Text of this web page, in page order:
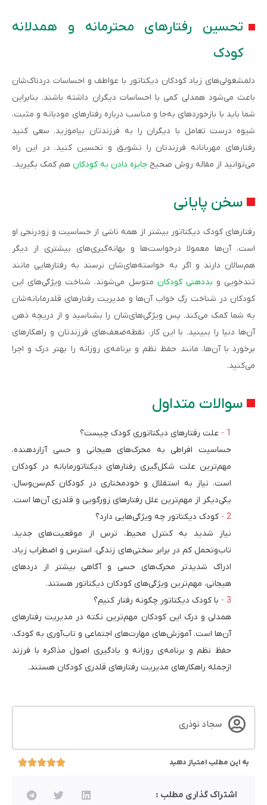
تحسین رفتارهای محترمانه و همدلانه
کودک
دلمشغولی‌های زیاد کودکان دیکتاتور با عواطف و احساسات دردناک‌شان
باعث می‌شود همدلی کمی با احساسات دیگران داشته باشند. بنابراین
شما باید با بازخوردهای به‌جا و مناسب درباره رفتارهای مودبانه و مثبت،
شیوه درست تعامل با دیگران را به فرزندتان بیاموزید. سعی کنید
رفتارهای مهربانانه فرزندتان را تشویق و تحسین کنید. در این راه
می‌توانید از مقاله روش صحیح جایزه دادن به کودکان هم کمک بگیرید.
سخن پایانی
رفتارهای کودک دیکتاتور بیشتر از همه ناشی از حساسیت و زودرنجی او
است. آن‌ها معمولا درخواست‌ها و بهانه‌گیری‌های بیشتری از دیگر
هم‌سالان دارند و اگر به خواسته‌های‌شان نرسند به رفتارهایی مانند
تندخویی و بددهنی کودکان متوسل می‌شوند. شناخت ویژگی‌های این
کودکان در شناخت رگ‌ِ خواب آن‌ها و مدیریت رفتارهای قلدرمابانه‌شان
به شما کمک می‌کند. پس ویژگی‌های‌شان را بشناسید و از دریچه ذهن‌
آن‌ها دنیا را ببینید. با این کار، نقطه‌ضعف‌های فرزندتان و راهکارهای
برخورد با آن‌ها، مانند حفظ نظم و برنامه‌ی روزانه را بهتر درک و اجرا
می‌کنید.
سوالات متداول
علت رفتارهای دیکتاتوری کودک چیست؟
حساسیت افراطی به محرک‌های هیجانی و حسی آزاردهنده،
مهم‌ترین علت شکل‌گیری رفتارهای دیکتاتورمابانه در کودکان
است. نیاز به استقلال و خودمختاری در کودکان کم‌سن‌وسال،
یکی‌دیگر از مهم‌ترین علل رفتارهای زورگویی و قلدری آن‌ها است.
کودک دیکتاتور چه ویژگی‌هایی دارد؟
نیاز شدید به کنترل محیط، ترس از موقعیت‌های جدید،
تاب‌وتحمل کم در برابر سختی‌های زندگی، استرس و اضطراب زیاد،
ادراک شدیدتر محرک‌های حسی و آگاهی بیشتر از دردهای
هیجانی، مهم‌ترین ویژگی‌های کودکان دیکتاتور هستند.
با کودک دیکتاتور چگونه رفتار کنیم؟
همدلی و درک این کودکان مهم‌ترین نکته در مدیریت رفتارهای
آن‌ها است. آموزش‌های مهارت‌های اجتماعی و تاب‌آوری به کودک،
حفظ نظم و برنامه‌ی روزانه و یادگیری اصول مذاکره با فرزند
ازجمله راهکارهای مدیریت رفتارهای قلدری کودکان هستند.
سجاد نوذری
به این مطلب امتیاز دهید
اشتراک گذاری مطلب :